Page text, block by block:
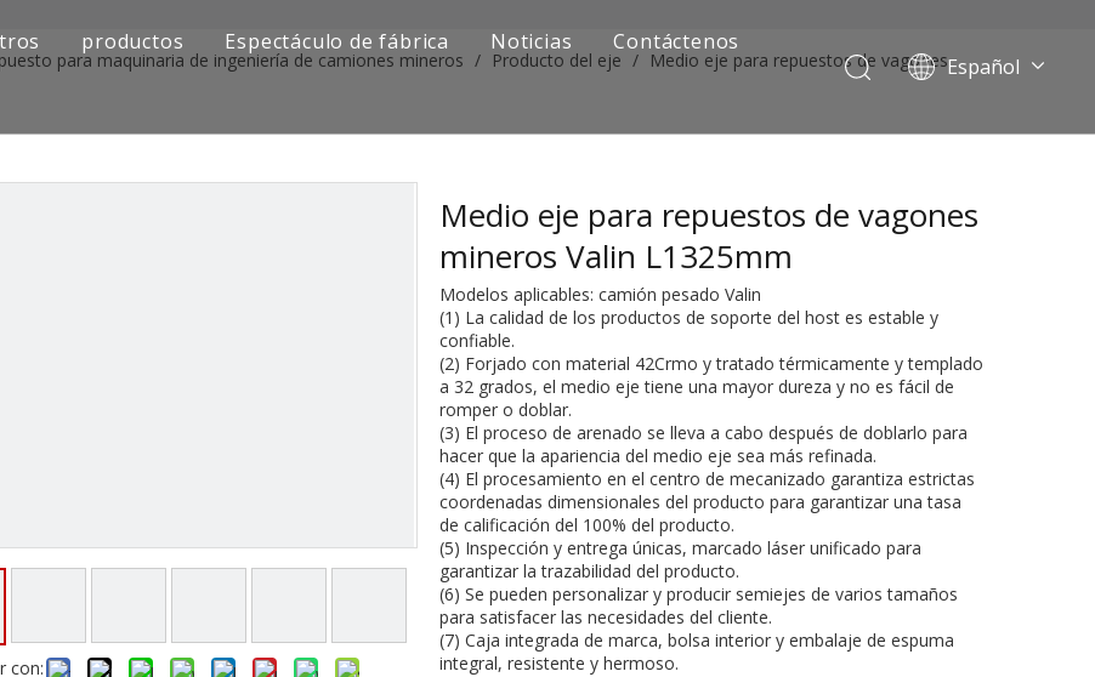
productos
Serie de camiones SAIC-lveco Hongyan
Serie de camiones europea y japonesa
Piezas de repuesto para maquinaria de ingeniería de camiones mineros
Espectáculo de fábrica Noticias
Contáctenos
Español
Pусский
العربية
para maquinaria de ingeniería de camiones mineros / Producto del eje / Medio eje para repuestos de vagones
con:
Medio eje para repuestos de vagones
mineros Valin L1325mm
Modelos aplicables: camión pesado Valin
(1) La calidad de los productos de soporte del host es estable y
confiable.
(2) Forjado con material 42Crmo y tratado térmicamente y templado
a 32 grados, el medio eje tiene una mayor dureza y no es fácil de
romper o doblar.
(3) El proceso de arenado se lleva a cabo después de doblarlo para
hacer que la apariencia del medio eje sea más refinada.
(4) El procesamiento en el centro de mecanizado garantiza estrictas
coordenadas dimensionales del producto para garantizar una tasa
de calificación del 100% del producto.
(5) Inspección y entrega únicas, marcado láser unificado para
garantizar la trazabilidad del producto.
(6) Se pueden personalizar y producir semiejes de varios tamaños
para satisfacer las necesidades del cliente.
(7) Caja integrada de marca, bolsa interior y embalaje de espuma
integral, resistente y hermoso.